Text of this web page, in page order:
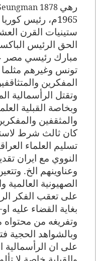
رهي 1878
1965م، رئيس
ستينيات القرن
الحق الرئيس
مبارك رئيسي مصر
تونس وغيرهم
المفكرين
وتقتل الرأسمالية
وبخاصة القبلية
والمثقفين
كان ثالث شرط
تسليم العلماء
النووي مع ايران
وعناوينهم الخ.
الصهيونية العالمية
على تعقب الفكر
بغاية القضاء عليه
وتفريغه من محتواه
وبالشواهد الحجية
على ان الرأسمالية